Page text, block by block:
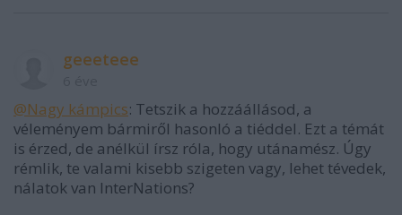
geeeteee
@Nagy kámpics: Tetszik a hozzáállásod, a
véleményem bármiről hasonló a tiéddel. Ezt a témát
is érzed, de anélkül írsz róla, hogy utánamész. Úgy
rémlik, te valami kisebb szigeten vagy, lehet tévedek,
nálatok van InterNations?